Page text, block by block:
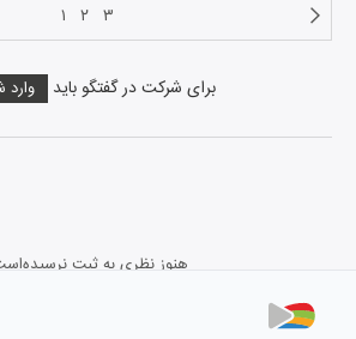
۱ ۲ ۳
برای شرکت در گفتگو باید وارد
هنوز نظری به ثبت